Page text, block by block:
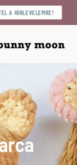
A HÍRLEVELEMRE!